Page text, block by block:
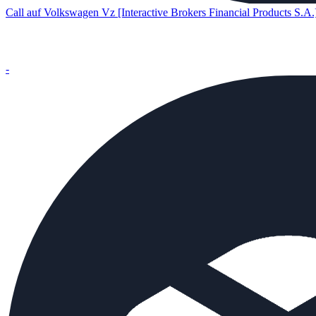
Call auf Volkswagen Vz [Interactive Brokers Financial Products
-